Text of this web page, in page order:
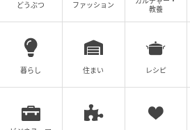
どうぶつ ファッション
教養
暮らし 住まい レシピ